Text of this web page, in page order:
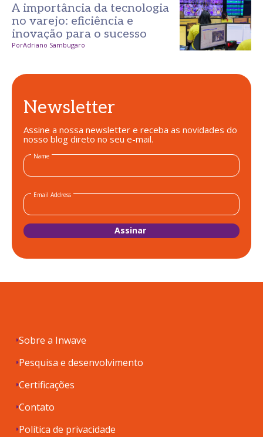
A importância da tecnologia
no varejo: eficiência e
inovação para o sucesso
PorAdriano Sambugaro
Newsletter
Assine a nossa newsletter e receba as novidades do
nosso blog direto no seu e-mail.
Name
Email Address
Sobre a Inwave
Pesquisa e desenvolvimento
Certificações
Contato
Política de privacidade